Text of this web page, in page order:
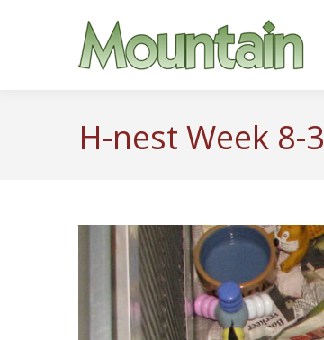
H-nest Week 8-3